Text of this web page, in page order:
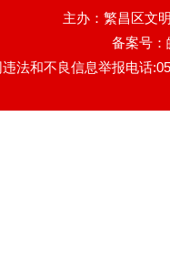
主办：繁昌区文
备案号：
法和不良信息举报电话